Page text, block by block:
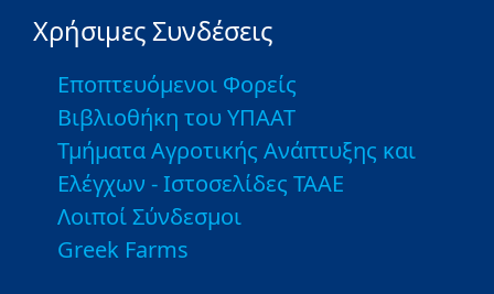
Χρήσιμες Συνδέσεις
Εποπτευόμενοι Φορείς
Βιβλιοθήκη του ΥΠΑΑΤ
Τμήματα Αγροτικής Ανάπτυξης και
Ελέγχων - Ιστοσελίδες ΤΑΑΕ
Λοιποί Σύνδεσμοι
Greek Farms